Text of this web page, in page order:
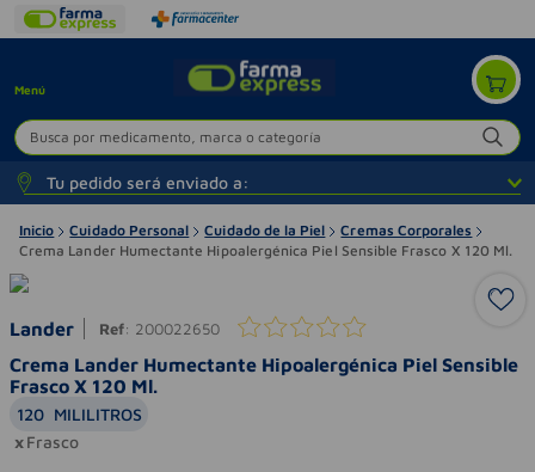
Menú
Busca por medicamento, marca o categoría
Tu pedido será enviado a:
Inicio Cuidado Personal Cuidado de la Piel
Cremas Corporales
Crema Lander Humectante Hipoalergénica Piel Sensible Frasco X 120 Ml.
Lander Ref: 200022650
Crema Lander Humectante Hipoalergénica Piel Sensible
Frasco X 120 Ml.
120 MILILITROS
Frasco